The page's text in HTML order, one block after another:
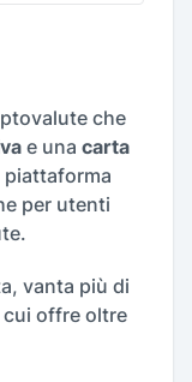
che
e una carta
per utenti
vanta più di
cui offre oltre